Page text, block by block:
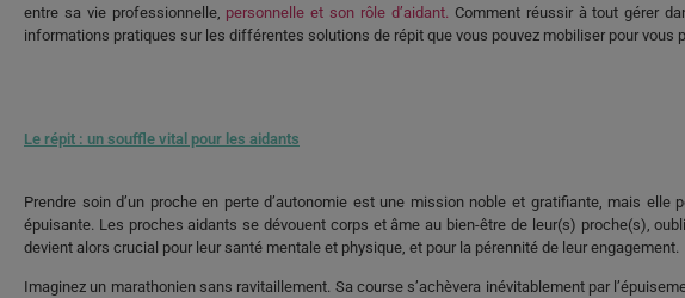
entre sa vie professionnelle, personnelle et son rôle d’aidant. Comment réussir à tout gérer
informations pratiques sur les différentes solutions de répit que vous pouvez mobiliser pour vous
Le répit : un souffle vital pour les aidants
Prendre soin d’un proche en perte d’autonomie est une mission noble et gratifiante, mais
épuisante. Les proches aidants se dévouent corps et âme au bien-être de leur(s) proche(s),
devient alors crucial pour leur santé mentale et physique, et pour la pérennité de leur engagement.
Imaginez un marathonien sans ravitaillement. Sa course s’achèvera inévitablement par